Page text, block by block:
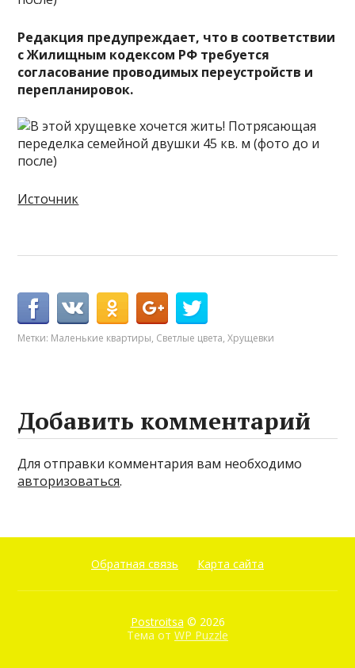
Редакция предупреждает, что в соответствии
с Жилищным кодексом РФ требуется
согласование проводимых переустройств и
перепланировок.
Источник
Метки: Маленькие квартиры, Светлые цвета,Хрущевки
Добавить комментарий
Для отправки комментария вам необходимо
авторизоваться.
Обратная связь Карта сайта
Postroitsa © 2026
Тема от WP Puzzle